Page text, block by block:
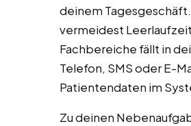
deinem
vermeidest
Fachbereiche fällt in
Telefon, SMS oder E-
Patientendaten im
Zu deinen